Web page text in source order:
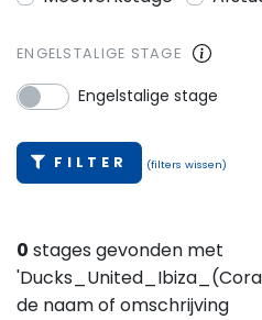
ENGELSTALIGE STAGE
Engelstalige stage
FILTER (filters wissen)
0 stages gevonden met
de naam of omschrijving